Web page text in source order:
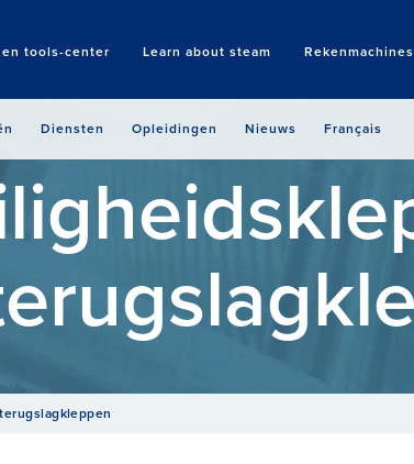
tools-center Learn about steam
Diensten Opleidingen Nieuws Français